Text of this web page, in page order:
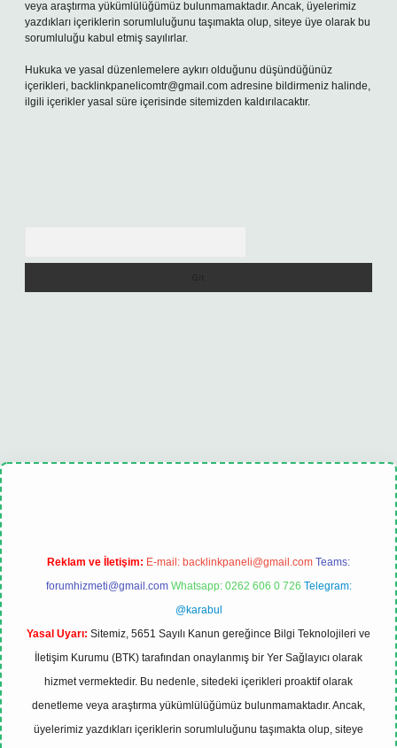
veya araştırma yükümlülüğümüz bulunmamaktadır. Ancak, üyelerimiz
yazdıkları içeriklerin sorumluluğunu taşımakta olup, siteye üye olarak bu
sorumluluğu kabul etmiş sayılırlar.
Hukuka ve yasal düzenlemelere aykırı olduğunu düşündüğünüz
içerikleri, backlinkpanelicomtr@gmail.com adresine bildirmeniz halinde,
ilgili içerikler yasal süre içerisinde sitemizden kaldırılacaktır.
tulipbet güncel
Reklam ve İletişim: E-mail: backlinkpaneli@gmail.com Teams:
forumhizmeti@gmail.com Whatsapp: 0262 606 0 726 Telegram:
@karabul
Yasal Uyarı: Sitemiz, 5651 Sayılı Kanun gereğince Bilgi Teknolojileri ve
İletişim Kurumu (BTK) tarafından onaylanmış bir Yer Sağlayıcı olarak
hizmet vermektedir. Bu nedenle, sitedeki içerikleri proaktif olarak
denetleme veya araştırma yükümlülüğümüz bulunmamaktadır. Ancak,
üyelerimiz yazdıkları içeriklerin sorumluluğunu taşımakta olup, siteye